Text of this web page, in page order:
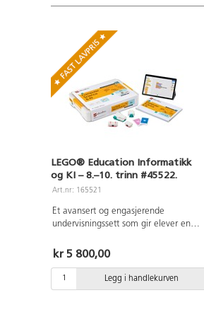
Mindstorms EV3
programmerbare
klosser og
oppfyller Lego
FLL-
bordspesifikasjonen.
Bordet har en 8
av.
Sammenleggbar
for å ta liten
plass ved
oppbevaring.
LEGO® Education Informatikk
og KI – 8.–10. trinn #45522.
Art.nr: 165521
Et avansert og engasjerende
undervisningssett som gir elever en
programmering og kunstig intelligens
(KI). Løsningen er utviklet for
ungdomstrinnet og støtter progresjon
mot mer komplekse konsepter innen
kr 5 800,00
Legg i handlekurven